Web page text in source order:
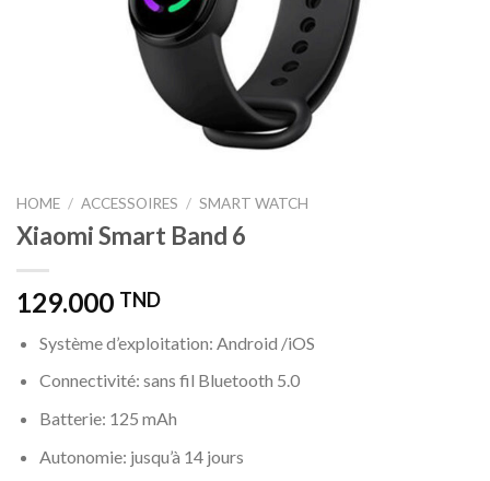
HOME / ACCESSOIRES / SMART WATCH
Xiaomi Smart Band 6
129.000 TND
Système d’exploitation: Android /iOS
Connectivité: sans fil Bluetooth 5.0
Batterie: 125 mAh
Autonomie: jusqu’à 14 jours